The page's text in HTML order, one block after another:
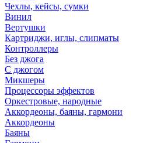
Чехлы, кейсы, сумки
Винил
Вертушки
Картриджи, иглы, слипматы
Контроллеры
Без джога
С джогом
Микшеры
Процессоры эффектов
Оркестровые, народные
Аккордеоны, баяны, гармони
Аккордеоны
Баяны